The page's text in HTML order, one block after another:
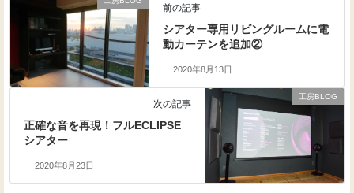
前の記事
シアター専用リビングルームに電
動カーテンを追加②
2020年8月13日
工房BLOG
次の記事
正確な音を再現！フルECLIPSE
シアター
2020年8月23日